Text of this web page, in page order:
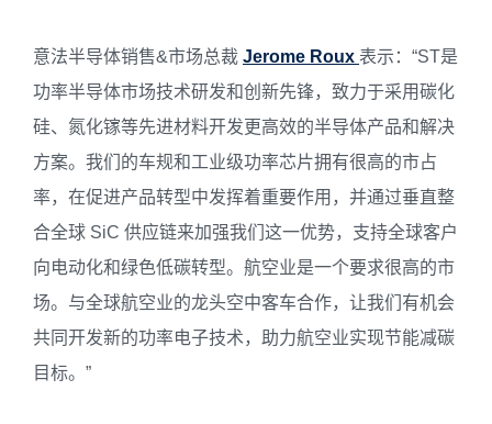
意法半导体销售&市场总裁 Jerome Roux 表示：“ST是
功率半导体市场技术研发和创新先锋，致力于采用碳化
硅、氮化镓等先进材料开发更高效的半导体产品和解决
方案。我们的车规和工业级功率芯片拥有很高的市占
率，在促进产品转型中发挥着重要作用，并通过垂直整
合全球 SiC 供应链来加强我们这一优势，支持全球客户
向电动化和绿色低碳转型。航空业是一个要求很高的市
场。与全球航空业的龙头空中客车合作，让我们有机会
共同开发新的功率电子技术，助力航空业实现节能减碳
目标。”